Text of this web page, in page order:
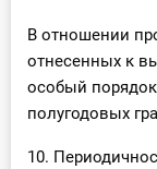
В отношении
отнесенных к
особый
полугодовых
10.